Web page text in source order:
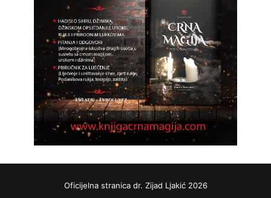
Oficijelna stranica dr. Zijad Ljakić 2026